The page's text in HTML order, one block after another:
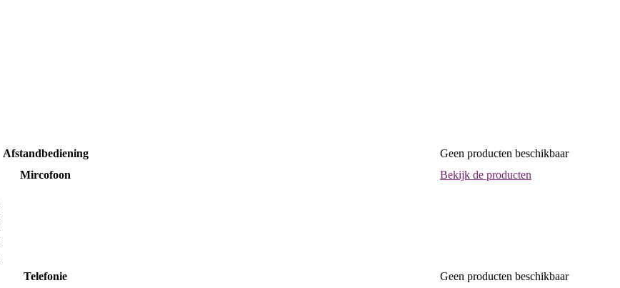
Afstandbediening
Geen producten beschikbaar
Mircofoon
Bekijk de producten
Telefonie
Geen producten beschikbaar